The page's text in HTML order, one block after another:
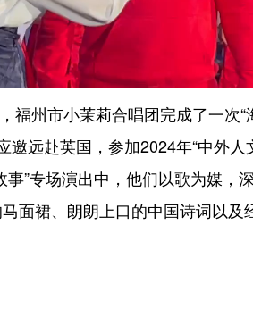
州市小茉莉合唱团完成了一次“
远赴英国，参加2024年“中外人
”专场演出中，他们以歌为媒，
面裙、朗朗上口的中国诗词以及